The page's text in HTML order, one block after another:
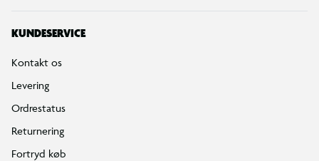
KUNDESERVICE
Kontakt os
Levering
Ordrestatus
Returnering
Fortryd køb